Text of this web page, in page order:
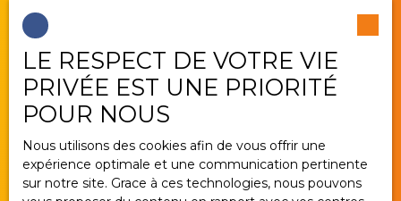
Je suis propriétaire
Estimez votre bien
Vendre avec nous
Gestion locative
Nous contacter
LE RESPECT DE VOTRE VIE
PRIVÉE EST UNE PRIORITÉ
POUR NOUS
Nous utilisons des cookies afin de vous offrir une
expérience optimale et une communication pertinente
sur notre site. Grace à ces technologies, nous pouvons